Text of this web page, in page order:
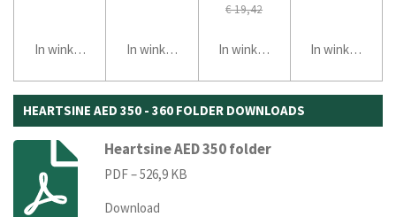
In winkelwagen In winkelwagen
€ 19,42
In winkelwagen In winkelwagen
HEARTSINE AED 350 - 360 FOLDER DOWNLOADS
Heartsine AED 350 folder
PDF – 526,9 KB
Download